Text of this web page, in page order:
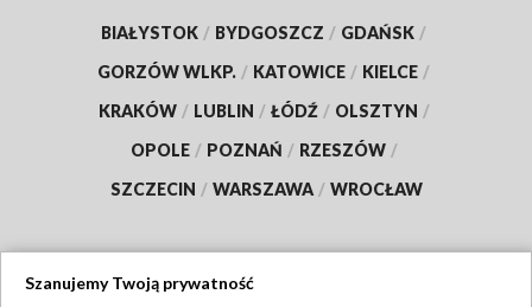
BIAŁYSTOK / BYDGOSZCZ / GDAŃSK /
GORZÓW WLKP. / KATOWICE / KIELCE /
KRAKÓW / LUBLIN / ŁÓDŹ / OLSZTYN /
OPOLE / POZNAŃ / RZESZÓW /
SZCZECIN / WARSZAWA / WROCŁAW
Szanujemy Twoją prywatność